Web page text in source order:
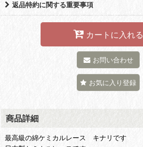
返品特約に関する重要事項
カートに入れる
お問い合わせ
お気に入り登録
商品詳細
最高級の綿ケミカルレース キナリです